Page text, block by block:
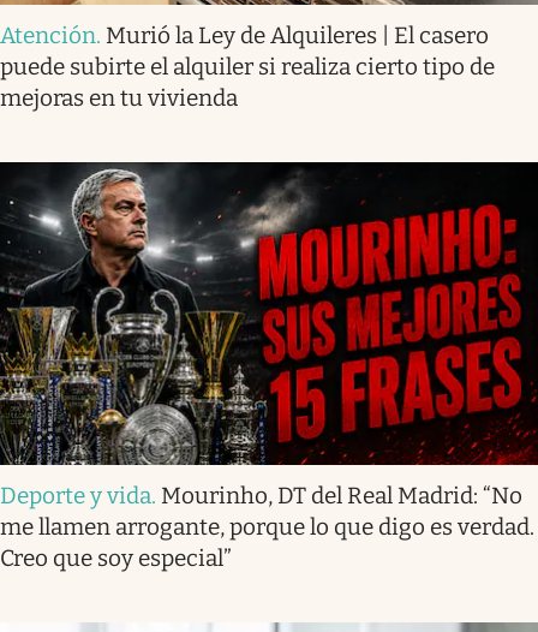
Atención. Murió la Ley de Alquileres | El casero
puede subirte el alquiler si realiza cierto tipo de
mejoras en tu vivienda
Deporte y vida. Mourinho, DT del Real Madrid: “No
me llamen arrogante, porque lo que digo es verdad.
Creo que soy especial”